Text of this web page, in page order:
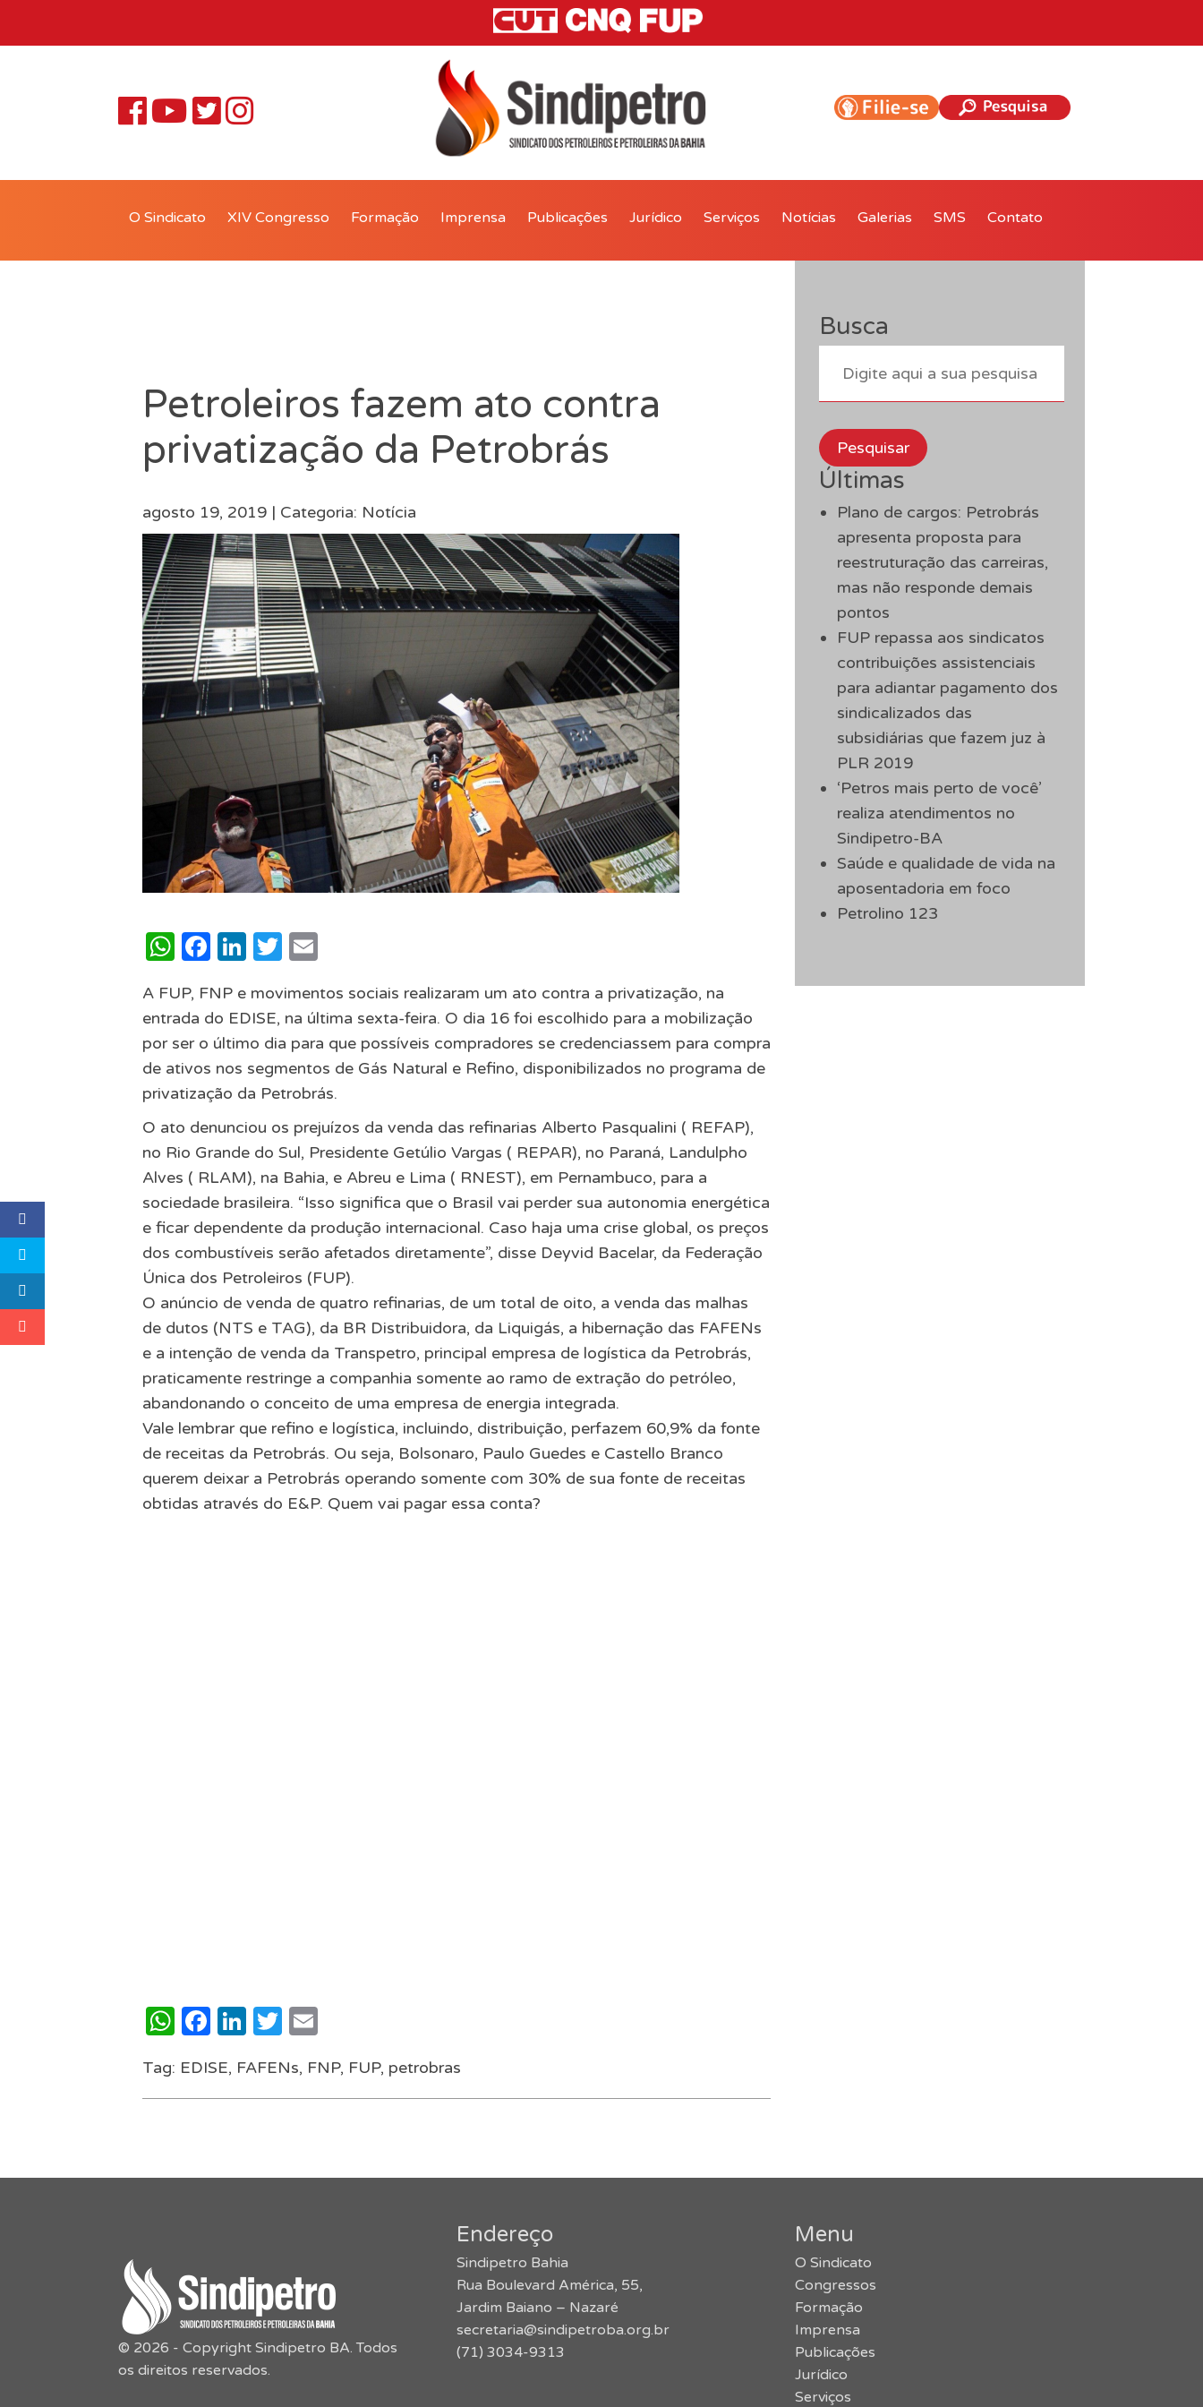
O Sindicato XIV Congresso Formação Imprensa Publicações Jurídico Serviços Notícias Galerias SMS Contato
Petroleiros fazem ato contra
privatização da Petrobrás
agosto 19, 2019 | Categoria: Notícia
WhatsApp
Facebook
LinkedIn
Twitter
A FUP, FNP e movimentos sociais realizaram um ato contra a privatização, na
entrada do EDISE, na última sexta-feira. O dia 16 foi escolhido para a mobilização
por ser o último dia para que possíveis compradores se credenciassem para compra
de ativos nos segmentos de Gás Natural e Refino, disponibilizados no programa de
privatização da Petrobrás.
O ato denunciou os prejuízos da venda das refinarias Alberto Pasqualini ( REFAP),
no Rio Grande do Sul, Presidente Getúlio Vargas ( REPAR), no Paraná, Landulpho
Alves ( RLAM), na Bahia, e Abreu e Lima ( RNEST), em Pernambuco, para a
sociedade brasileira. “Isso significa que o Brasil vai perder sua autonomia energética
e ficar dependente da produção internacional. Caso haja uma crise global, os preços
dos combustíveis serão afetados diretamente”, disse Deyvid Bacelar, da Federação
Única dos Petroleiros (FUP).
O anúncio de venda de quatro refinarias, de um total de oito, a venda das malhas
de dutos (NTS e TAG), da BR Distribuidora, da Liquigás, a hibernação das FAFENs
e a intenção de venda da Transpetro, principal empresa de logística da Petrobrás,
praticamente restringe a companhia somente ao ramo de extração do petróleo,
abandonando o conceito de uma empresa de energia integrada.
Vale lembrar que refino e logística, incluindo, distribuição, perfazem 60,9% da fonte
de receitas da Petrobrás. Ou seja, Bolsonaro, Paulo Guedes e Castello Branco
querem deixar a Petrobrás operando somente com 30% de sua fonte de receitas
obtidas através do E&P. Quem vai pagar essa conta?
WhatsApp
Facebook
LinkedIn
Twitter
Tag: EDISE, FAFENs, FNP, FUP, petrobras
Busca
Pesquisar
Últimas
Plano de cargos: Petrobrás
apresenta proposta para
reestruturação das carreiras,
mas não responde demais
pontos
FUP repassa aos sindicatos
contribuições assistenciais
para adiantar pagamento dos
sindicalizados das
subsidiárias que fazem juz à
PLR 2019
‘Petros mais perto de você’
realiza atendimentos no
Sindipetro-BA
Saúde e qualidade de vida na
aposentadoria em foco
Petrolino 123
© 2026 - Copyright Sindipetro BA. Todos
os direitos reservados.
Endereço
Sindipetro Bahia
Rua Boulevard América, 55,
Jardim Baiano – Nazaré
secretaria@sindipetroba.org.br
(71) 3034-9313
Menu
O Sindicato
Congressos
Formação
Imprensa
Publicações
Jurídico
Serviços